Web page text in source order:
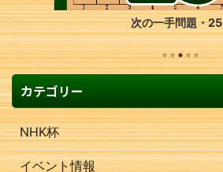
次の一手問題・25
カテゴリー
NHK杯
イベント情報